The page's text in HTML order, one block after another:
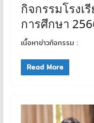
กิจกรรมโรงเ
การศึกษา
เนื้อหาข่าวกิจกรรม :
Read More